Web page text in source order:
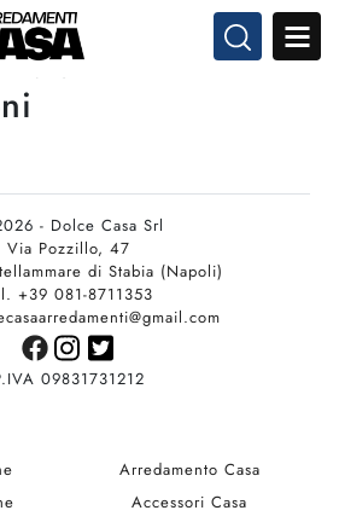
- Dolce Casa Srl
Via Pozzillo, 47
di Stabia (Napoli)
+39 081-8711353
09831731212
Arredamento Casa
Accessori Casa